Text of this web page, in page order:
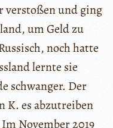
verstoßen und ging
um Geld zu
noch hatte
lernte sie
schwanger. Der
K. es abzutreiben
November 2019